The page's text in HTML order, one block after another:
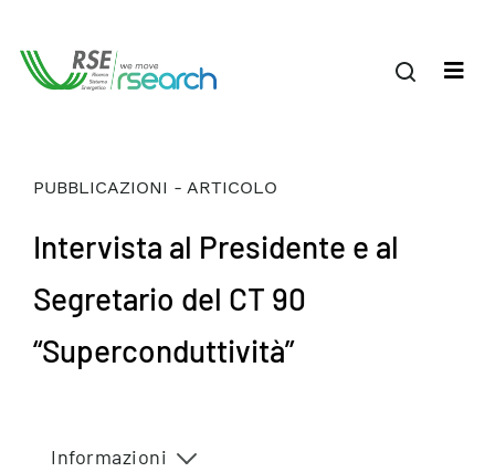
PUBBLICAZIONI - ARTICOLO
Intervista al Presidente e al
Segretario del CT 90
“Superconduttività”
Informazioni